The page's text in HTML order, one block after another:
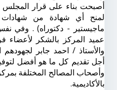
أصبحت بناء على قرار المجلس
لمنح أي شهادة من شهادات
ماجيستير - دكتوراه) . وفي نفس
عميد المركز بالشكر لأعضاء
والأستاذ / احمد جابر لجهودهم
أجل تقديم كل ما هو أفضل
وأصحاب المصالح المختلفة
بالأكاديمية.